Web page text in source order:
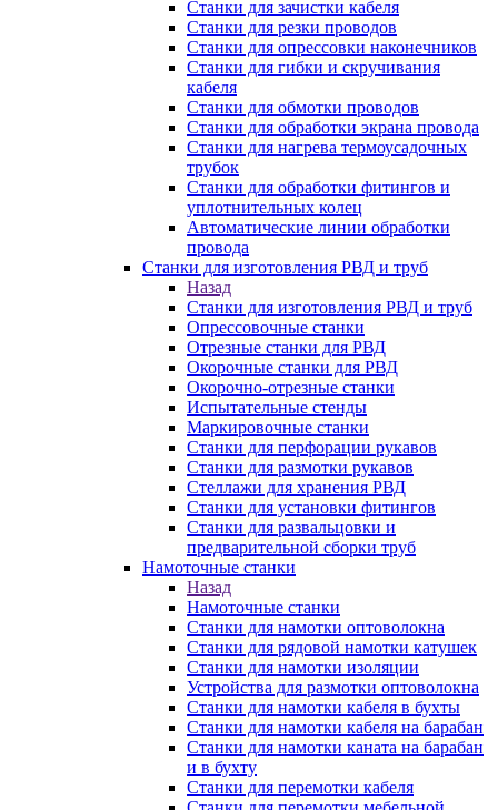
Станки для зачистки кабеля
Станки для резки проводов
Станки для опрессовки наконечников
Станки для гибки и скручивания
кабеля
Станки для обмотки проводов
Станки для обработки экрана провода
Станки для нагрева термоусадочных
трубок
Станки для обработки фитингов и
уплотнительных колец
Автоматические линии обработки
провода
Станки для изготовления РВД и труб
Назад
Станки для изготовления РВД и труб
Опрессовочные станки
Отрезные станки для РВД
Окорочные станки для РВД
Окорочно-отрезные станки
Испытательные стенды
Маркировочные станки
Станки для перфорации рукавов
Станки для размотки рукавов
Стеллажи для хранения РВД
Станки для установки фитингов
Станки для развальцовки и
предварительной сборки труб
Намоточные станки
Назад
Намоточные станки
Станки для намотки оптоволокна
Станки для рядовой намотки катушек
Станки для намотки изоляции
Устройства для размотки оптоволокна
Станки для намотки кабеля в бухты
Станки для намотки кабеля на барабан
Станки для намотки каната на барабан
и в бухту
Станки для перемотки кабеля